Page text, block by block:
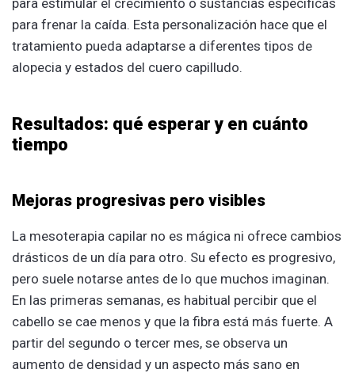
para frenar la caída. Esta personalización hace que el
tratamiento pueda adaptarse a diferentes tipos de
alopecia y estados del cuero capilludo.
Resultados: qué esperar y en cuánto
tiempo
Mejoras progresivas pero visibles
La mesoterapia capilar no es mágica ni ofrece cambios
drásticos de un día para otro. Su efecto es progresivo,
pero suele notarse antes de lo que muchos imaginan.
En las primeras semanas, es habitual percibir que el
cabello se cae menos y que la fibra está más fuerte. A
partir del segundo o tercer mes, se observa un
aumento de densidad y un aspecto más sano en